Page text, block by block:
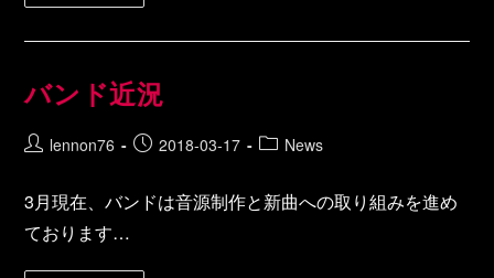
バンド近況
lennon76 2018-03-17 News
3月現在、バンドは音源制作と新曲への取り組みを進め
ております…